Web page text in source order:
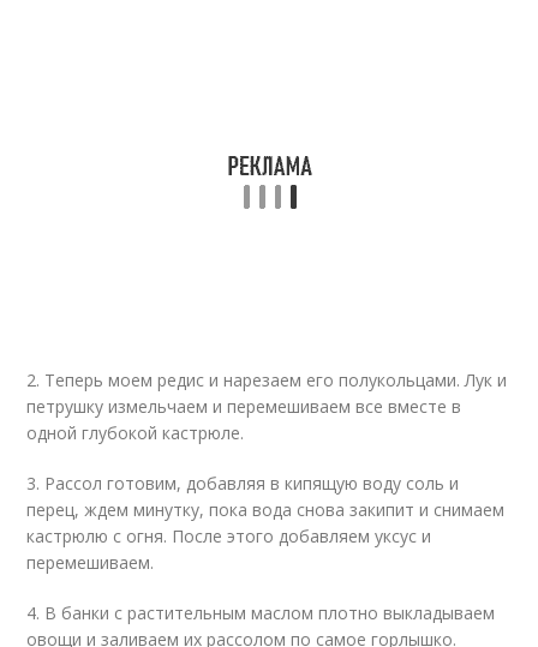
2. Теперь моем редис и нарезаем его полукольцами. Лук и
петрушку измельчаем и перемешиваем все вместе в
одной глубокой кастрюле.
3. Рассол готовим, добавляя в кипящую воду соль и
перец, ждем минутку, пока вода снова закипит и снимаем
кастрюлю с огня. После этого добавляем уксус и
перемешиваем.
4. В банки с растительным маслом плотно выкладываем
овощи и заливаем их рассолом по самое горлышко.